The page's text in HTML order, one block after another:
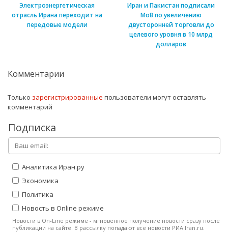
Электроэнергетическая
отрасль Ирана переходит на
передовые модели
Иран и Пакистан подписали
МоВ по увеличению
двусторонней торговли до
целевого уровня в 10 млрд
долларов
Комментарии
Только зарегистрированные пользователи могут оставлять
комментарий
Подписка
Аналитика Иран.ру
Экономика
Политика
Новость в Online режиме
Новости в On-Line режиме - мгновенное получение новости сразу после
публикации на сайте. В рассылку попадают все новости РИА Iran.ru.